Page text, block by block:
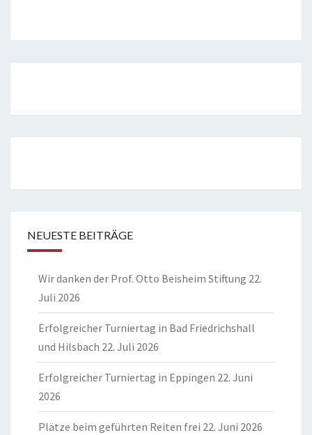
NEUESTE BEITRÄGE
Wir danken der Prof. Otto Beisheim Stiftung 22.
Juli 2026
Erfolgreicher Turniertag in Bad Friedrichshall
und Hilsbach 22. Juli 2026
Erfolgreicher Turniertag in Eppingen 22. Juni
2026
Plätze beim geführten Reiten frei 22. Juni 2026